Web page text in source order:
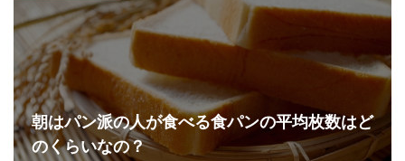
朝はパン派の人が食べる食パンの平均枚数はど
のくらいなの？